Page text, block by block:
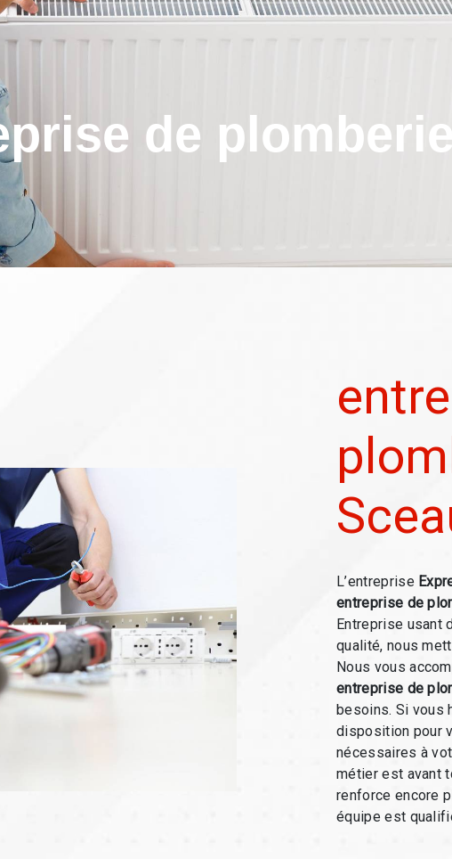
de plomberie
L’entreprise
entreprise de
Entreprise usant
qualité, nous
Nous vous
entreprise de
besoins. Si vous
disposition pour
nécessaires à
métier est avant
renforce encore
équipe est